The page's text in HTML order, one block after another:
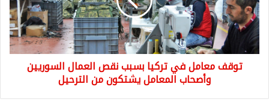
نقص
العمال
السوريين
وأصحاب
المعاملتوقف معامل في تركيا بسبب نقص العمال السوريين
وأصحاب المعامل يشتكون من الترحيل